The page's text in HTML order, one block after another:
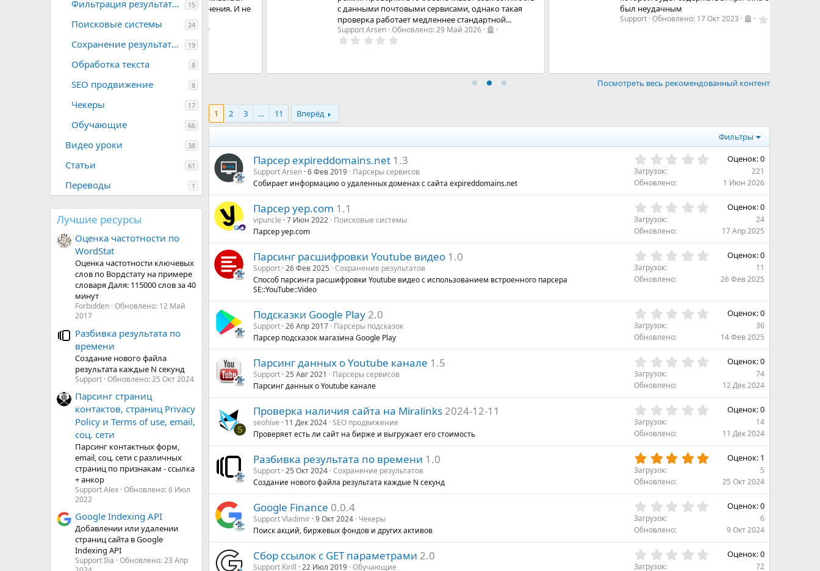
Фильтрация результатов 15
Поисковые системы 24
Сохранение результатов 19
Обработка текста 8
SEO продвижение 8
Чекеры 17
Обучающие 66
Видео уроки 38
Статьи 61
Переводы 1
Лучшие ресурсы
Оценка частотности по
WordStat
Оценка частотности ключевых
слов по Вордстату на примере
словаря Даля: 115000 слов за 40
минут
Forbidden Обновлено: 12 Май
2017
Разбивка результата по
времени
Создание нового файла
результата каждые N секунд
Support Обновлено:25 Окт 2024
Парсинг страниц
контактов, страниц Privacy
Policy и Terms of use, email,
соц. сети
Парсинг контактных форм,
email, соц. сети с различных
страниц по признакам - ссылка
+ анкор
Support Alex Обновлено:6 Июл
2022
Google Indexing API
Добавлении или удалении
страниц сайта в Google
Indexing API
Support Ilia Обновлено:23 Апр
все участники этого объединения. И не
в какой форме будет это все...
Обновлено:21 Ноя 2017
с данными почтовыми сервисами, однако такая
проверка работает медленнее стандартной...
Обновлено:29 Май 2026
0
,
з
был неудачным
Обновлено:17 Окт 2023 0
,
з
д
Посмотреть весь рекомендованный контент
1 2 3 … 11 Вперёд
Фильтры
Парсер expireddomains.net 1.3
Support Arsen 6 Фев 2019 Парсеры сервисов
Собирает информацию о удаленных доменах с сайта expireddomains.net
0
д
Оценок: 0
Загрузок
221
Обновлено
1 Июн 2026
Парсер yep.com 1.1
vipuncle 7 Июн 2022 Поисковые системы
Парсер yep.com
0
Оценок: 0
Загрузок
24
Обновлено
17 Апр 2025
Парсинг расшифровки Youtube видео 1.0
Support 26 Фев 2025 Сохранение результатов
Способ парсинга расшифровки Youtube видео с использованием встроенного парсера
SE::YouTube::Video
з
Оценок: 0
Загрузок
11
Обновлено
26 Фев 2025
Подсказки Google Play 2.0
Support 26 Апр 2017 Парсеры подсказок
Парсер подсказок магазина Google Play
0
д
Оценок: 0
Загрузок
36
Обновлено
14 Фев 2025
Парсинг данных о Youtube канале 1.5
Support 25 Авг 2021
Парсеры сервисов
Парсинг данных о Youtube канале
0
д
Оценок: 0
Загрузок
74
Обновлено
12 Дек 2024
S
Проверка наличия сайта на Miralinks 2024-12-11
seohive 11 Дек 2024 SEO продвижение
Проверяет есть ли сайт на бирже и выгружает его стоимость
0
д
Оценок: 0
Загрузок
14
Обновлено
11 Дек 2024
Разбивка результата по времени 1.0
Support 25 Окт 2024 Сохранение результатов
Создание нового файла результата каждые N секунд
0
д
Оценок: 1
Загрузок
5
Обновлено
25 Окт 2024
Google Finance 0.0.4
Support Vladimir 9 Окт 2024 Чекеры
Поиск акций, биржевых фондов и других активов
0
Оценок: 0
Загрузок
6
Обновлено
9 Окт 2024
Сбор ссылок с GET параметрами 2.0
Support Kirill 22 Июл 2019 Обучающие
Оценок: 0
Загрузок
72